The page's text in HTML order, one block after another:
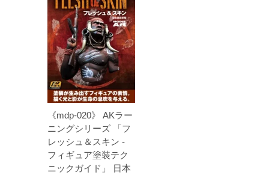
《mdp-020》 AKラー
ニングシリーズ 「フ
レッシュ＆スキン -
フィギュア塗装テク
ニックガイド」 日本